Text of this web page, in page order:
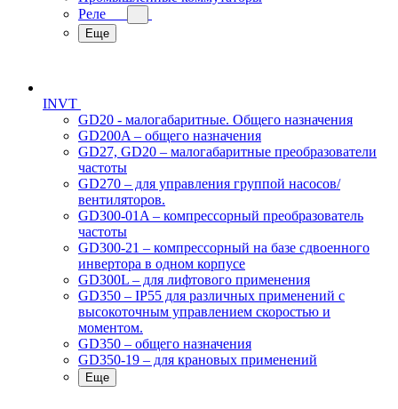
Реле
Еще
INVT
GD20 - малогабаритные. Общего назначения
GD200A – общего назначения
GD27, GD20 – малогабаритные преобразователи
частоты
GD270 – для управления группой насосов/
вентиляторов.
GD300-01A – компрессорный преобразователь
частоты
GD300-21 – компрессорный на базе сдвоенного
инвертора в одном корпусе
GD300L – для лифтового применения
GD350 – IP55 для различных применений с
высокоточным управлением скоростью и
моментом.
GD350 – общего назначения
GD350-19 – для крановых применений
Еще